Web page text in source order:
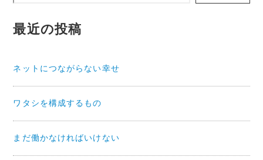
最近の投稿
ネットにつながらない幸せ
ワタシを構成するもの
まだ働かなければいけない